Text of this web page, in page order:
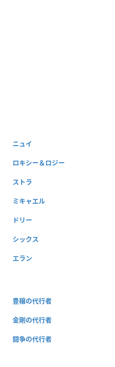
ニュイ
ロキシー＆ロジー
ストラ
ミキャエル
ドリー
シックス
エラン
豊穣の代行者
金剛の代行者
闘争の代行者